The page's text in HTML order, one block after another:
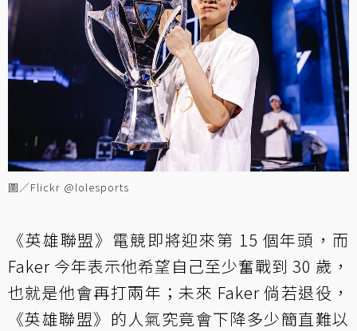
圖／Flickr @lolesports
《英雄聯盟》電競即將迎來第 15 個年頭，而
Faker 今年表示他希望自己至少奮戰到 30 歲，
也就是他會再打兩年；未來 Faker 倘若退役，
《英雄聯盟》的人氣究竟會下降多少簡直難以